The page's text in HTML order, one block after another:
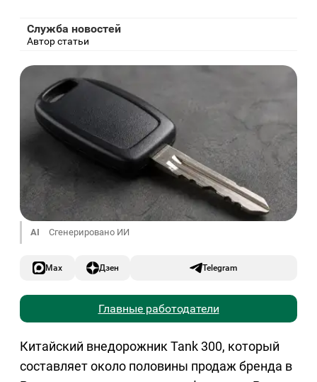
Служба новостей
Автор статьи
AI Сгенерировано ИИ
Max Дзен Telegram
Главные работодатели
Китайский внедорожник Tank 300, который
составляет около половины продаж бренда в